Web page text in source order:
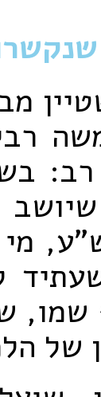
רב:
שמו,
של